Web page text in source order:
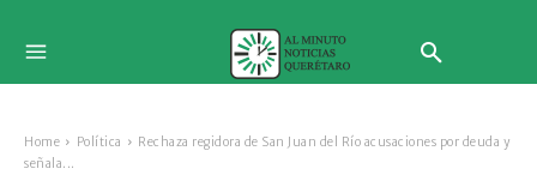
Home Política
Rechaza regidora de San Juan del Río acusaciones por deuda y
señala...